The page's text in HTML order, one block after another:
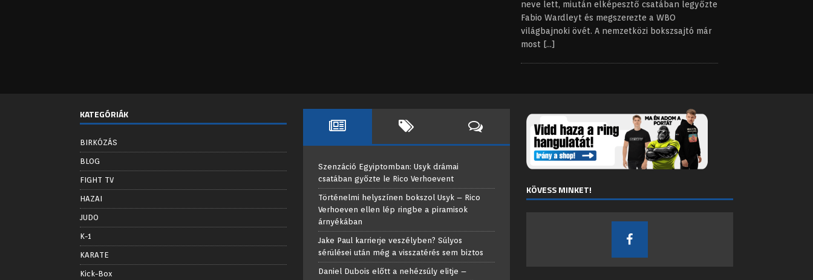
neve lett, miután elképesztő csatában legyőzte
Fabio Wardleyt és megszerezte a WBO
világbajnoki övét. A nemzetközi bokszsajtó már
most [...]
KATEGÓRIÁK
BIRKÓZÁS
BLOG
FIGHT TV
HAZAI
JUDO
K-1
KARATE
Kick-Box
Szenzáció Egyiptomban: Usyk drámai
csatában győzte le Rico Verhoevent
Történelmi helyszínen bokszol Usyk – Rico
Verhoeven ellen lép ringbe a piramisok
árnyékában
Jake Paul karrierje veszélyben? Súlyos
sérülései után még a visszatérés sem biztos
Daniel Dubois előtt a nehézsúly elitje –
KÖVESS MINKET!